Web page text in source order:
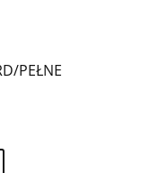
PEŁNE